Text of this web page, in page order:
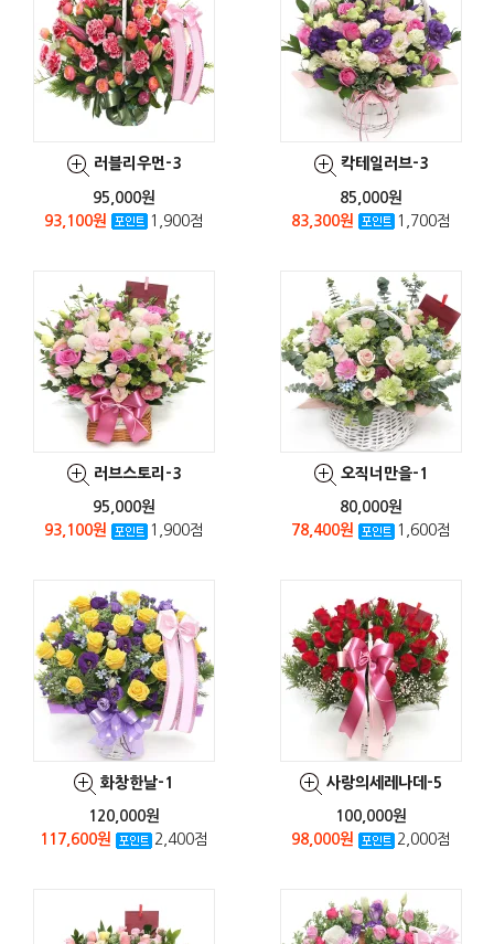
러블리우먼-3
95,000원
93,100원
1,900점
칵테일러브-3
85,000원
83,300원
1,700점
러브스토리-3
95,000원
93,100원
1,900점
오직너만을-1
80,000원
78,400원
1,600점
화창한날-1
120,000원
117,600원
2,400점
사랑의세레나데-5
100,000원
98,000원
2,000점